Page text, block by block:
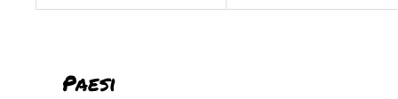
Paesi